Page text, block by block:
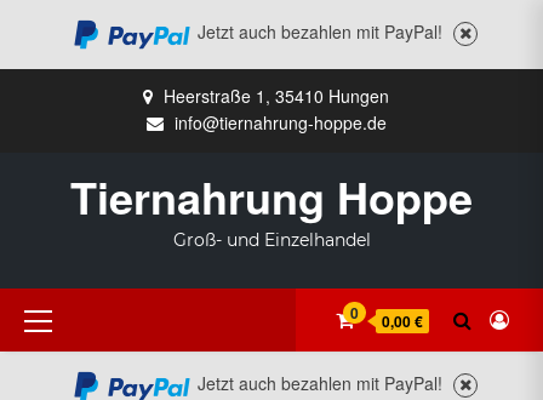
Jetzt auch bezahlen mit PayPal!
Heerstraße 1, 35410 Hungen
info@tiernahrung-hoppe.de
Tiernahrung Hoppe
Groß- und Einzelhandel
Primäres
Menü
0 0,00 €
Jetzt auch bezahlen mit PayPal!